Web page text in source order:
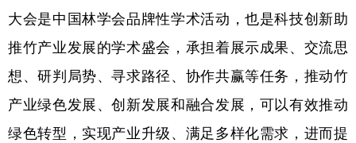
大会是中国林学会品牌性学术活动，也是科技创新助
推竹产业发展的学术盛会，承担着展示成果、交流思
想、研判局势、寻求路径、协作共赢等任务，推动竹
产业绿色发展、创新发展和融合发展，可以有效推动
绿色转型，实现产业升级、满足多样化需求，进而提